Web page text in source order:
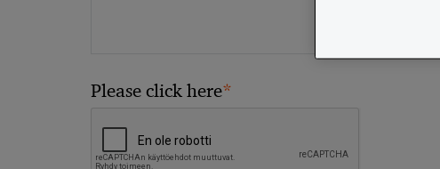
Please click here*